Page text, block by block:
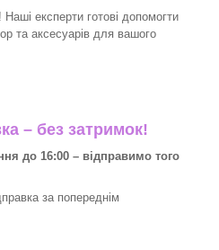
експерти готові допомогти
та аксесуарів для вашого
– без затримок!
до 16:00 – відправимо того
за попереднім